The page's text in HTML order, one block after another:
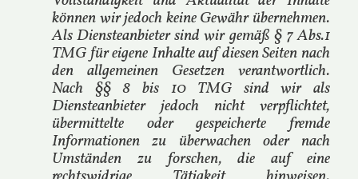
können wir jedoch keine Gewähr übernehmen.
Als Diensteanbieter sind wir gemäß § 7 Abs.1
TMG für eigene Inhalte auf diesen Seiten nach
den allgemeinen Gesetzen verantwortlich.
Nach §§ 8 bis 10 TMG sind wir als
Diensteanbieter jedoch nicht verpflichtet,
übermittelte oder gespeicherte fremde
Informationen zu überwachen oder nach
Umständen zu forschen, die auf eine